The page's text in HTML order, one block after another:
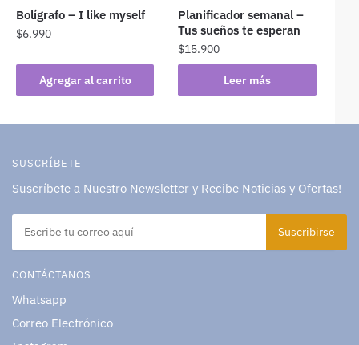
Bolígrafo – I like myself
$6.990
Agregar al carrito
Planificador semanal –
Tus sueños te esperan
$15.900
Leer más
SUSCRÍBETE
Suscríbete a Nuestro Newsletter y Recibe Noticias y Ofertas!
CONTÁCTANOS
Whatsapp
Correo Electrónico